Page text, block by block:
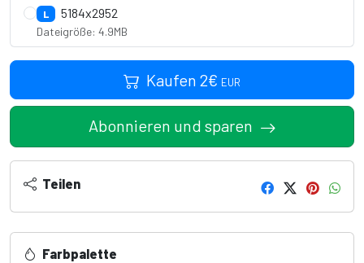
L 5184x2952
Dateigröße: 4.9MB
Kaufen 2€ EUR
Abonnieren und sparen
Teilen
Farbpalette